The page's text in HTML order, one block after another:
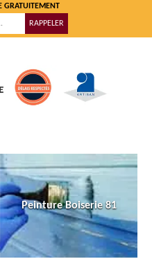
GRATUITEMENT
Peinture Boiserie 81